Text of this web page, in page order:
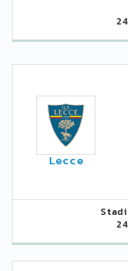
Lecce